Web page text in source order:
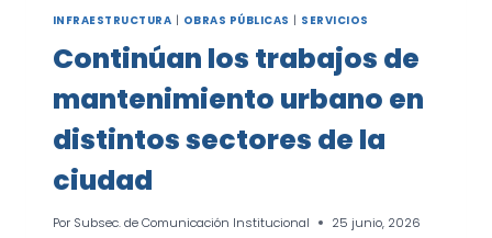
INFRAESTRUCTURA | OBRAS PÚBLICAS | SERVICIOS
Continúan los trabajos de
mantenimiento urbano en
distintos sectores de la
ciudad
Por Subsec. de Comunicación Institucional 25 junio, 2026